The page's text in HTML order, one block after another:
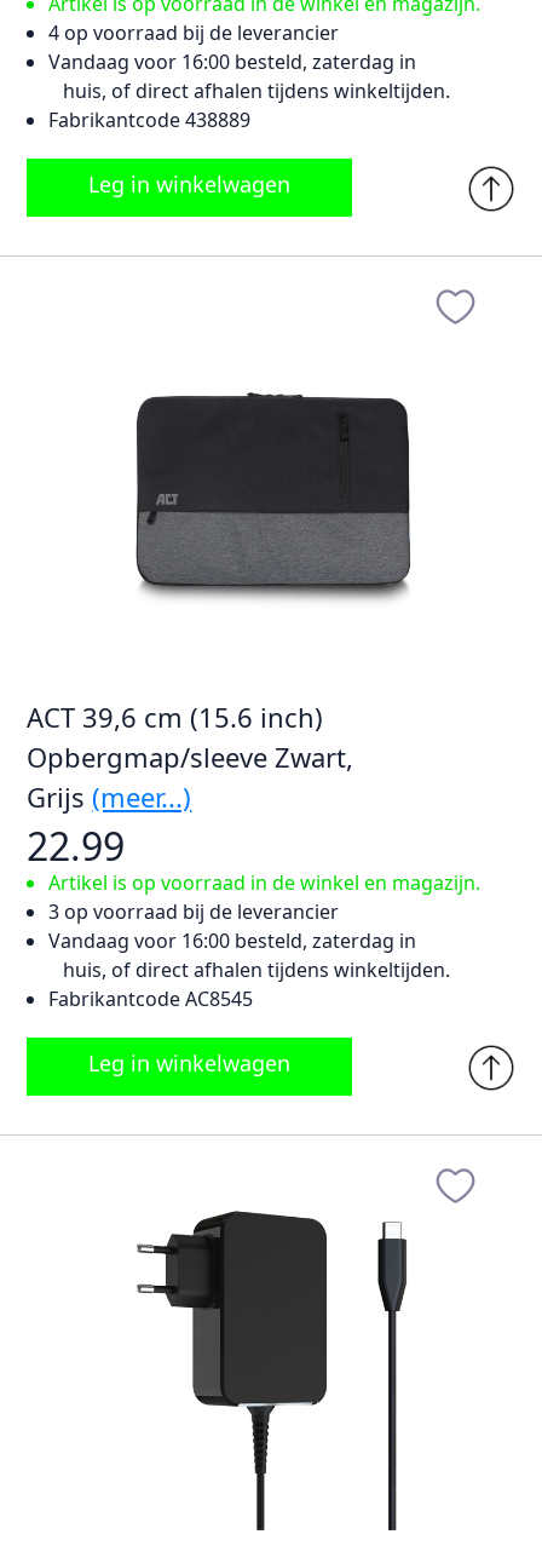
4 op voorraad bij de leverancier
Vandaag voor 16:00 besteld, zaterdag in
huis, of direct afhalen tijdens winkeltijden.
Fabrikantcode 438889
Leg in winkelwagen
ACT 39,6 cm (15.6 inch)
Opbergmap/sleeve Zwart,
Grijs(meer...)
22.99
Artikel is op voorraad in de winkel en magazijn.
3 op voorraad bij de leverancier
Vandaag voor 16:00 besteld, zaterdag in
huis, of direct afhalen tijdens winkeltijden.
Fabrikantcode AC8545
Leg in winkelwagen